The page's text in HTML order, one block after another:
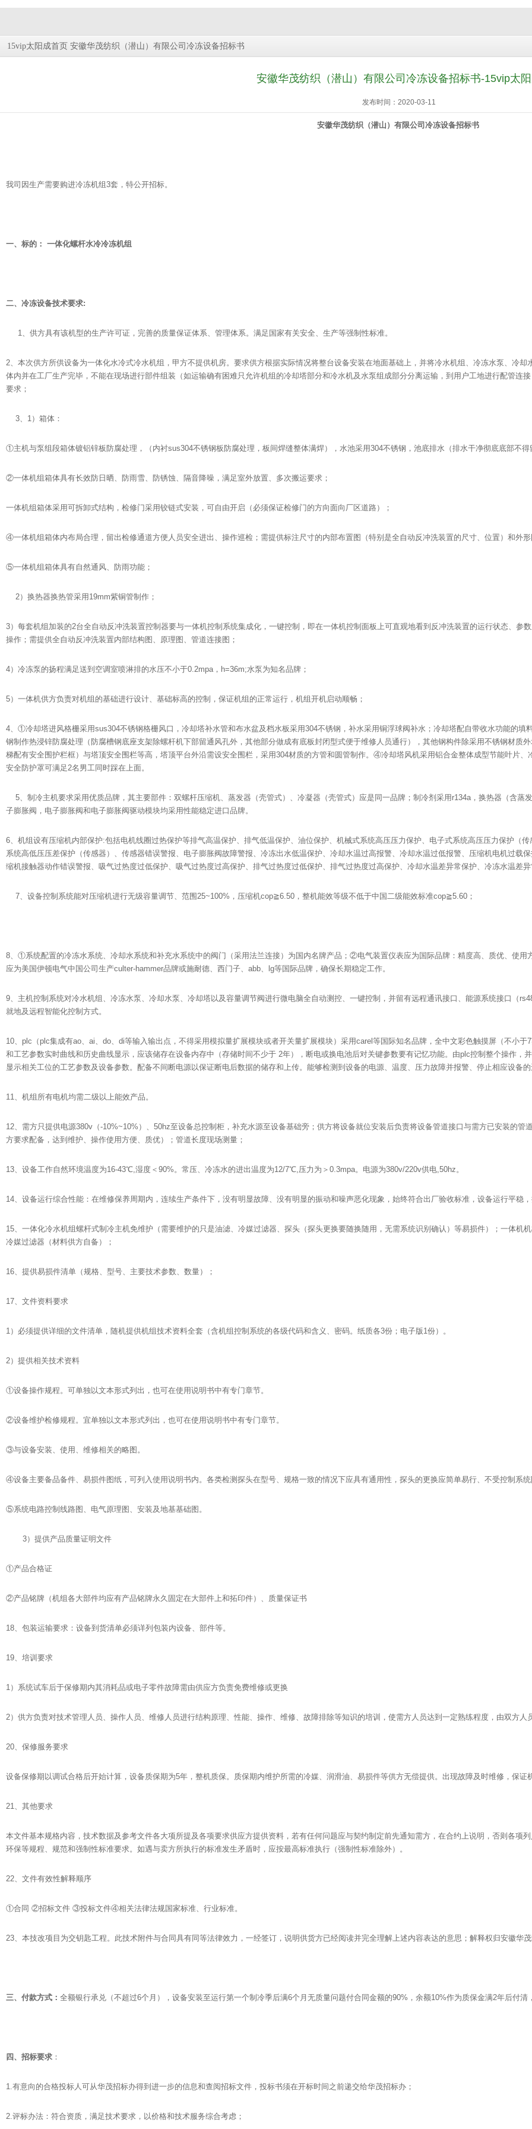
15vip太阳成首页 安徽华茂纺织（潜山）有限公司冷冻设备招标书
安徽华茂纺织（潜山）有限公司冷冻设备招标书-15vip太
发布时间：2020-03-11
安徽华茂纺织（潜山）有限公司冷冻设备招标书
我司因生产需要购进冷冻机组3套，特公开招标。
一、 标的： 一体化螺杆水冷冷冻机组
二、冷冻设备技术要求:
1、供方具有该机型的生产许可证，完善的质量保证体系、管理体系。满足国家有关安全、生产等强制性标准。
2、本次供方所供设备为一体化水冷式冷水机组，甲方不提供机房。要求供方根据实际情况将整台设备安装在地面基础上，并将冷水机组、冷冻水泵、冷
体内并在工厂生产完毕，不能在现场进行部件组装（如运输确有困难只允许机组的冷却塔部分和冷水机及水泵组成部分分离运输，到用户工地进行配管连
要求；
3、1）箱体：
①主机与泵组段箱体镀铝锌板防腐处理，（内衬sus304不锈钢板防腐处理，板间焊缝整体满焊），水池采用304不锈钢，池底排水（排水干净彻底底部不
②一体机组箱体具有长效防日晒、防雨雪、防锈蚀、隔音降噪，满足室外放置、多次搬运要求；
一体机组箱体采用可拆卸式结构，检修门采用铰链式安装，可自由开启（必须保证检修门的方向面向厂区道路）；
④一体机组箱体内布局合理，留出检修通道方便人员安全进出、操作巡检；需提供标注尺寸的内部布置图（特别是全自动反冲洗装置的尺寸、位置）和外
⑤一体机组箱体具有自然通风、防雨功能；
2）换热器换热管采用19mm紫铜管制作；
3）每套机组加装的2台全自动反冲洗装置控制器要与一体机控制系统集成化，一键控制，即在一体机控制面板上可直观地看到反冲洗装置的运行状态、参
操作；需提供全自动反冲洗装置内部结构图、原理图、管道连接图；
4）冷冻泵的扬程满足送到空调室喷淋排的水压不小于0.2mpa，h=36m;水泵为知名品牌；
5）一体机供方负责对机组的基础进行设计、基础标高的控制，保证机组的正常运行，机组开机启动顺畅；
4、①冷却塔进风格栅采用sus304不锈钢格栅风口，冷却塔补水管和布水盆及档水板采用304不锈钢，补水采用铜浮球阀补水；冷却塔配自带收水功能的
钢制作热浸锌防腐处理（防腐槽钢底座支架除螺杆机下部留通风孔外，其他部分做成有底板封闭型式便于维修人员通行），其他钢构件除采用不锈钢材
梯配有安全围护栏框）与塔顶安全围栏等高，塔顶平台外沿需设安全围栏，采用304材质的方管和圆管制作。④冷却塔风机采用铝合金整体成型节能叶片
安全防护罩可满足2名男工同时踩在上面。
5、制冷主机要求采用优质品牌，其主要部件：双螺杆压缩机、蒸发器（壳管式）、冷凝器（壳管式）应是同一品牌；制冷剂采用r134a，换热器（含蒸
子膨胀阀，电子膨胀阀和电子膨胀阀驱动模块均采用性能稳定进口品牌。
6、机组设有压缩机内部保护:包括电机线圈过热保护等排气高温保护、排气低温保护、油位保护、机械式系统高压压力保护、电子式系统高压压力保护（
系统高低压压差保护（传感器）、传感器错误警报、电子膨胀阀故障警报、冷冻出水低温保护、冷却水温过高报警、冷却水温过低报警、压缩机电机过载
缩机接触器动作错误警报、吸气过热度过低保护、吸气过热度过高保护、排气过热度过低保护、排气过热度过高保护、冷却水温差异常保护、冷冻水温差
7、设备控制系统能对压缩机进行无级容量调节、范围25~100%，压缩机cop≧6.50，整机能效等级不低于中国二级能效标准cop≧5.60；
8、①系统配置的冷冻水系统、冷却水系统和补充水系统中的阀门（采用法兰连接）为国内名牌产品；②电气装置仪表应为国际品牌：精度高、质优、使
应为美国伊顿电气中国公司生产culter-hammer品牌或施耐德、西门子、abb、lg等国际品牌，确保长期稳定工作。
9、主机控制系统对冷水机组、冷冻水泵、冷却水泵、冷却塔以及容量调节阀进行微电脑全自动测控、一键控制，并留有远程通讯接口、能源系统接口（
就地及远程智能化控制方式。
10、plc（plc集成有ao、ai、do、di等输入输出点，不得采用模拟量扩展模块或者开关量扩展模块）采用carel等国际知名品牌，全中文彩色触摸屏（不小
和工艺参数实时曲线和历史曲线显示，应该储存在设备内存中（存储时间不少于 2年），断电或换电池后对关键参数要有记忆功能。由plc控制整个操作，
显示相关工位的工艺参数及设备参数。配备不间断电源以保证断电后数据的储存和上传。能够检测到设备的电源、温度、压力故障并报警、停止相应设备
11、机组所有电机均需二级以上能效产品。
12、需方只提供电源380v（-10%~10%）、50hz至设备总控制柜，补充水源至设备基础旁；供方将设备就位安装后负责将设备管道接口与需方已安装的
方要求配备，达到维护、操作使用方便、质优）；管道长度现场测量；
13、设备工作自然环境温度为16-43℃,湿度＜90%。常压、冷冻水的进出温度为12/7℃,压力为＞0.3mpa。电源为380v/220v供电,50hz。
14、设备运行综合性能：在维修保养周期内，连续生产条件下，没有明显故障、没有明显的振动和噪声恶化现象，始终符合出厂验收标准，设备运行平稳
15、一体化冷水机组螺杆式制冷主机免维护（需要维护的只是油滤、冷媒过滤器、探头（探头更换要随换随用，无需系统识别确认）等易损件）；一体机
冷媒过滤器（材料供方自备）；
16、提供易损件清单（规格、型号、主要技术参数、数量）；
17、文件资料要求
1）必须提供详细的文件清单，随机提供机组技术资料全套（含机组控制系统的各级代码和含义、密码。纸质各3份；电子版1份）。
2）提供相关技术资料
①设备操作规程。可单独以文本形式列出，也可在使用说明书中有专门章节。
②设备维护检修规程。宜单独以文本形式列出，也可在使用说明书中有专门章节。
③与设备安装、使用、维修相关的略图。
④设备主要备品备件、易损件图纸，可列入使用说明书内。各类检测探头在型号、规格一致的情况下应具有通用性，探头的更换应简单易行、不受控制系
⑤系统电路控制线路图、电气原理图、安装及地基基础图。
3）提供产品质量证明文件
①产品合格证
②产品铭牌（机组各大部件均应有产品铭牌永久固定在大部件上和拓印件）、质量保证书
18、包装运输要求：设备到货清单必须详列包装内设备、部件等。
19、培训要求
1）系统试车后于保修期内其消耗品或电子零件故障需由供应方负责免费维修或更换
2）供方负责对技术管理人员、操作人员、维修人员进行结构原理、性能、操作、维修、故障排除等知识的培训，使需方人员达到一定熟练程度，由双方人
20、保修服务要求
设备保修期以调试合格后开始计算，设备质保期为5年，整机质保。质保期内维护所需的冷媒、润滑油、易损件等供方无偿提供。出现故障及时维修，保证
21、其他要求
本文件基本规格内容，技术数据及参考文件各大项所提及各项要求供应方提供资料，若有任何问题应与契约制定前先通知需方，在合约上说明，否则各项
环保等规程、规范和强制性标准要求。如遇与卖方所执行的标准发生矛盾时，应按最高标准执行（强制性标准除外）。
22、文件有效性解释顺序
①合同 ②招标文件 ③投标文件④相关法律法规国家标准、行业标准。
23、本技改项目为交钥匙工程。此技术附件与合同具有同等法律效力，一经签订，说明供货方已经阅读并完全理解上述内容表达的意思；解释权归安徽华
三、付款方式： 全额银行承兑（不超过6个月），设备安装至运行第一个制冷季后满6个月无质量问题付合同金额的90%，余额10%作为质保金满2年后付清
四、招标要求 ：
1.有意向的合格投标人可从华茂招标办得到进一步的信息和查阅招标文件，投标书须在开标时间之前递交给华茂招标办；
2.评标办法：符合资质，满足技术要求，以价格和技术服务综合考虑；